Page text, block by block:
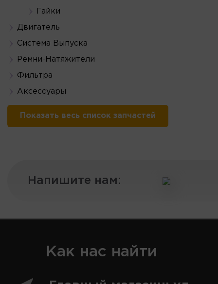
Гайки
Двигатель
Система Выпуска
Ремни-Натяжители
Фильтра
Аксессуары
Показать весь список запчастей
Напишите нам:
Как нас найти